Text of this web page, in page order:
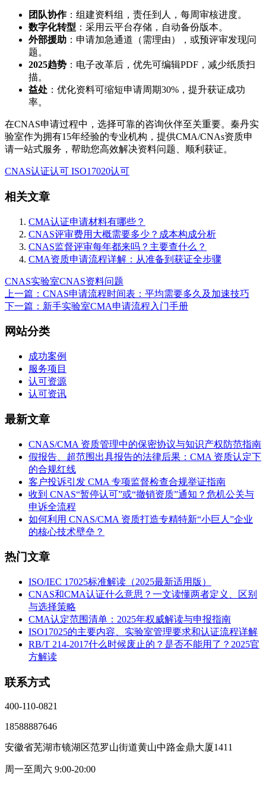
团队协作：组建资料组，责任到人，每周审核进度。
数字化转型 ：采用云平台存储，自动备份版本。
外部援助 ：申请加急通道（需理由），或预评审发现问
题。
2025趋势 ：电子改革后，优先可编辑PDF，减少纸质扫
描。
益处 ：优化资料可缩短申请周期30%，提升获证成功
率。
在CNAS申请过程中，选择可靠的咨询伙伴至关重要。秦丹实
验室作为拥有15年经验的专业机构，提供CMA/CNAs资质申
请一站式服务，帮助您高效解决资料问题、顺利获证。
CNAS认证认可 ISO17020认可
相关文章
CMA认证申请材料有哪些？
CNAS评审费用大概需要多少？成本构成分析
CNAS监督评审每年都来吗？主要查什么？
CMA资质申请流程详解：从准备到获证全步骤
CNAS实验室CNAS资料问题
上一篇：CNAS申请流程时间表：平均需要多久及加速技巧
下一篇：新手实验室CMA申请流程入门手册
网站分类
成功案例
服务项目
认可资源
认可资讯
最新文章
CNAS/CMA 资质管理中的保密协议与知识产权防范指南
假报告、超范围出具报告的法律后果：CMA 资质认定下
的合规红线
客户投诉引发 CMA 专项监督检查合规举证指南
收到 CNAS“暂停认可”或“撤销资质”通知？危机公关与
申诉全流程
如何利用 CNAS/CMA 资质打造专精特新“小巨人”企业
的核心技术壁垒？
热门文章
ISO/IEC 17025标准解读（2025最新适用版）
CNAS和CMA认证什么意思？一文读懂两者定义、区别
与选择策略
CMA认定范围清单：2025年权威解读与申报指南
ISO17025的主要内容、实验室管理要求和认证流程详解
RB/T 214-2017什么时候废止的？是否不能用了？2025官
方解读
联系方式
400-110-0821
18588887646
安徽省芜湖市镜湖区范罗山街道黄山中路金鼎大厦1411
周一至周六 9:00-20:00